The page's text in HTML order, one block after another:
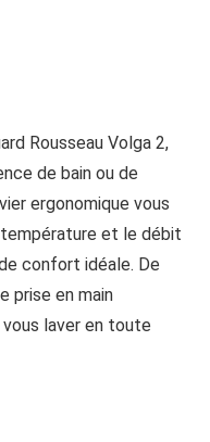
Rousseau Volga 2,
de bain ou de
ergonomique vous
et le débit
confort idéale. De
prise en main
laver en toute